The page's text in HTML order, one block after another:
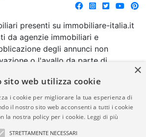
presenti su immobiliare-italia.it
da agenzie immobiliari e
degli annunci non
o l'avallo da parte di
di quest'ultima. immobiliare-italia.it
della veridicità, della
completezza, della normativa in
e/o di alcun altro aspetto dei
×
sito web utilizza cookie
i cookie per migliorare la tua esperienza di
il nostro sito web acconsenti a tutti i cookie
la nostra policy per i cookie. Leggi di più
STRETTAMENTE NECESSARI